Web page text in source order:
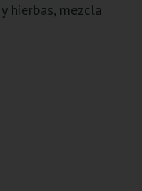
hierbas, mezcla